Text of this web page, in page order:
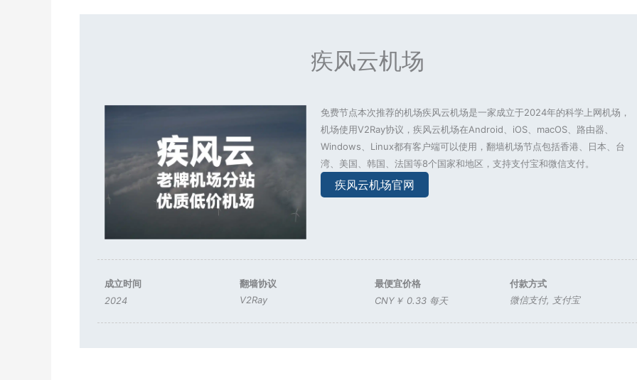
疾风云机场
免费节点本次推荐的机场疾风云机场是一家成立于2024年的科学上网机场，
机场使用V2Ray协议，疾风云机场在Android、iOS、macOS、路由器、
Windows、Linux都有客户端可以使用，翻墙机场节点包括香港、日本、台
湾、美国、韩国、法国等8个国家和地区，支持支付宝和微信支付。
疾风云机场官网
成立时间
2024
翻墙协议
V2Ray
最便宜价格
CNY￥ 0.33 每天
付款方式
微信支付, 支付宝